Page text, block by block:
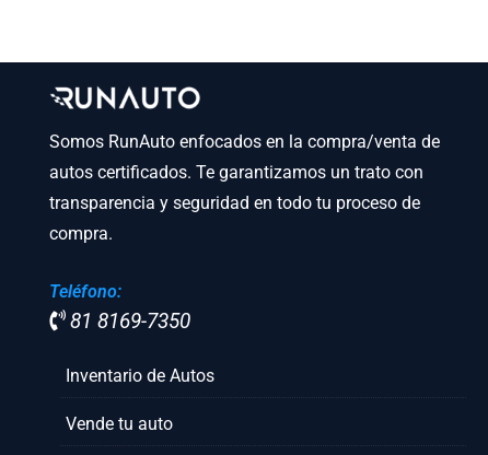
Somos RunAuto enfocados en la compra/venta de
autos certificados. Te garantizamos un trato con
transparencia y seguridad en todo tu proceso de
compra.
Teléfono:
81 8169-7350
Inventario de Autos
Vende tu auto